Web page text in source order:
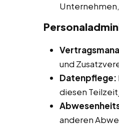
und
Datenpflege:
diesen
anderen